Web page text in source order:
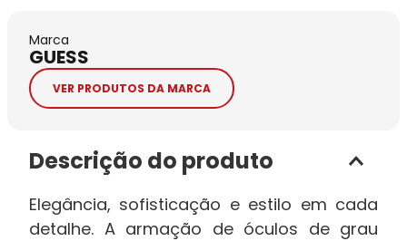
Marca
GUESS
VER PRODUTOS DA MARCA
Descrição do produto
Elegância, sofisticação e estilo em cada
detalhe. A armação de óculos de grau